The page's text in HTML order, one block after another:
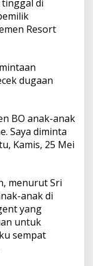
tinggal di
Resort
dugaan
BO anak-anak
Saya diminta
Kamis, 25 Mei
menurut Sri
anak di
yang
untuk
sempat